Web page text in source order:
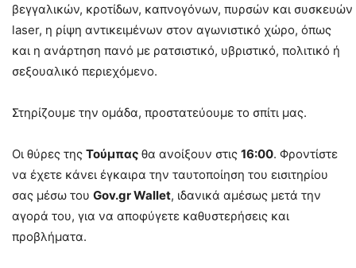
βεγγαλικών, κροτίδων, καπνογόνων, πυρσών και συσκευών
laser, η ρίψη αντικειμένων στον αγωνιστικό χώρο, όπως
και η ανάρτηση πανό με ρατσιστικό, υβριστικό, πολιτικό ή
σεξουαλικό περιεχόμενο.
Στηρίζουμε την ομάδα, προστατεύουμε το σπίτι μας.
Οι θύρες της Τούμπας θα ανοίξουν στις 16:00. Φροντίστε
να έχετε κάνει έγκαιρα την ταυτοποίηση του εισιτηρίου
σας μέσω του Gov.gr Wallet, ιδανικά αμέσως μετά την
αγορά του, για να αποφύγετε καθυστερήσεις και
προβλήματα.